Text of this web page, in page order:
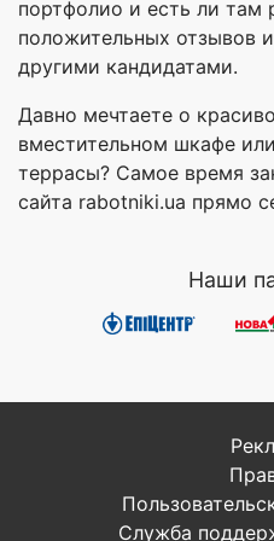
портфолио и есть ли там
положительных отзывов
другими кандидатами.
Давно мечтаете о
вместительном шкафе
террасы? Самое время
сайта rabotniki.ua прямо
Наши
Служба